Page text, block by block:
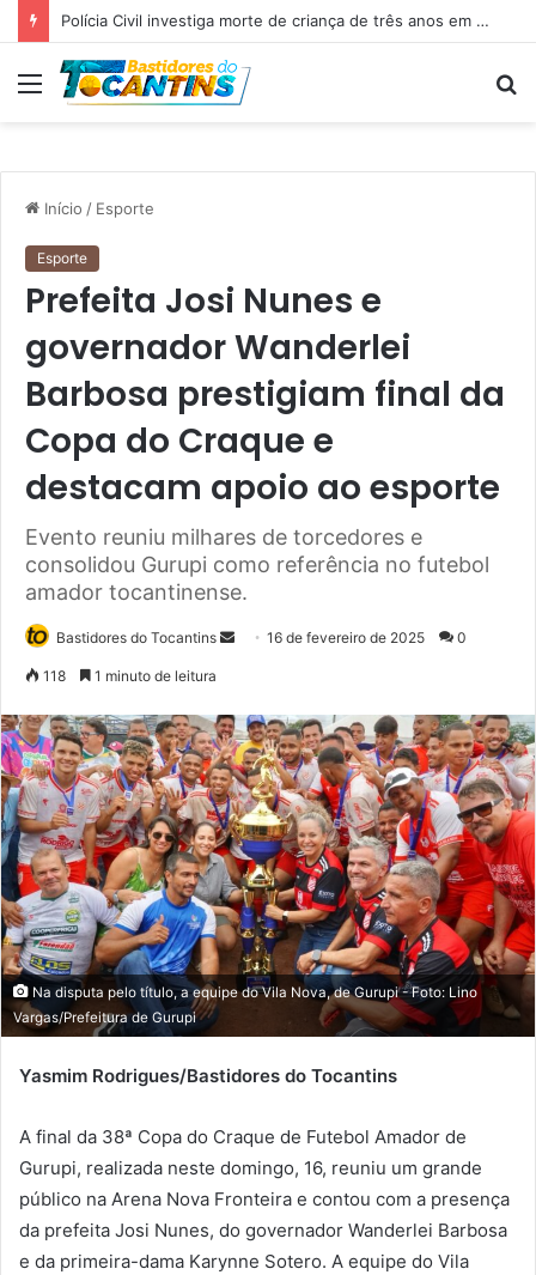
Professora Dorinha lidera disputa pelo Governo do Tocantins com 37,4% das intenções de voto, aponta pesquisa
Menu
Início / Esporte
Esporte
Prefeita Josi Nunes e
governador Wanderlei
Barbosa prestigiam final da
Copa do Craque e
destacam apoio ao esporte
Evento reuniu milhares de torcedores e
consolidou Gurupi como referência no futebol
amador tocantinense.
Bastidores do Tocantins
d
e
u
m
e
-
m
a
16 de fevereiro de 2025 0
118 1 minuto de leitura
Na disputa pelo título, a equipe do Vila Nova, de Gurupi - Foto: Lino
Vargas/Prefeitura de Gurupi
Yasmim Rodrigues/Bastidores do Tocantins
A final da 38ª Copa do Craque de Futebol Amador de
Gurupi, realizada neste domingo, 16, reuniu um grande
público na Arena Nova Fronteira e contou com a presença
da prefeita Josi Nunes, do governador Wanderlei Barbosa
e da primeira-dama Karynne Sotero. A equipe do Vila